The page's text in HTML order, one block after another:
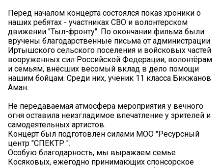
Перед началом концерта состоялся показ хроники о
наших ребятах - участниках СВО и волонтерском
движении "Тыл-фронту". По окончании фильма были
вручены благодарственные письма от администрации
Иртышского сельского поселения и войсковых частей
вооруженных сил Российской Федерации, волонтёрам
и семьям, внёсших весомый вклад в дело помощи
нашим бойцам. Среди них, ученик 11 класса Бикжанов
Аман.
Не передаваемая атмосфера мероприятия у вечного
огня оставила неизгладимое впечатление у зрителей и
самодеятельных артистов.
Концерт был подготовлен силами МОО "Ресурсный
центр "СПЕКТР ".
Особую благодарность, мы выражаем семье
Косяковых, ежегодно принимающих спонсорское